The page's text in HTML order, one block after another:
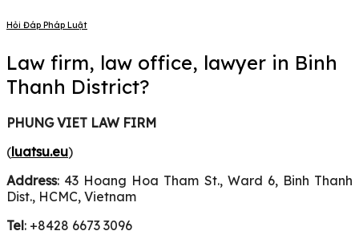
Hỏi Đáp Pháp Luật
Law firm, law office, lawyer in Binh
Thanh District?
PHUNG VIET LAW FIRM
(luatsu.eu)
Address: 43 Hoang Hoa Tham St., Ward 6, Binh Thanh
Dist., HCMC, Vietnam
Tel: +8428 6673 3096